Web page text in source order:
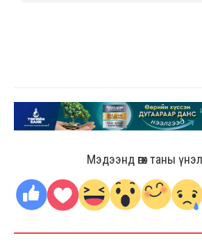
Мэдээнд өгөх таны